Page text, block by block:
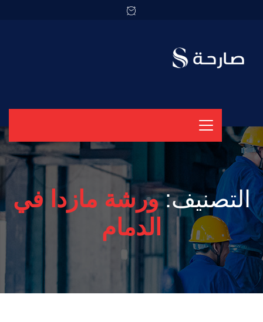
التصنيف:ورشة مازدا في
الدمام